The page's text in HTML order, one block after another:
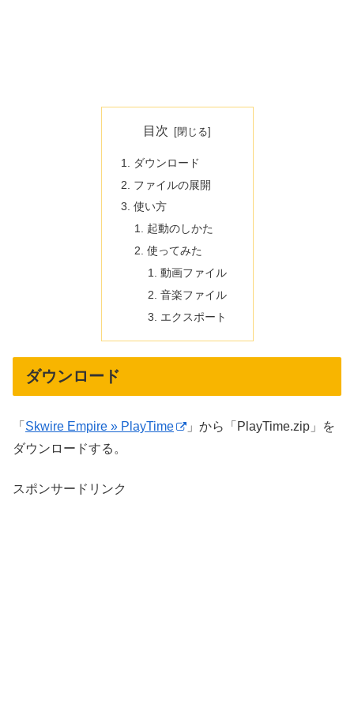
目次
ダウンロード
ファイルの展開
使い方
起動のしかた
使ってみた
動画ファイル
音楽ファイル
エクスポート
ダウンロード
「 Skwire Empire » PlayTime
」から「PlayTime.zip」を
ダウンロードする。
スポンサードリンク